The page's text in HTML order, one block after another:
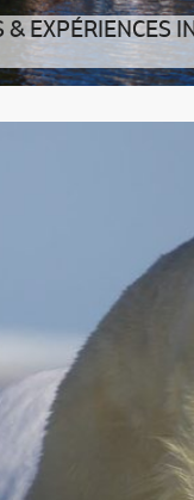
& EXPÉRIENCES
des sentiers battus